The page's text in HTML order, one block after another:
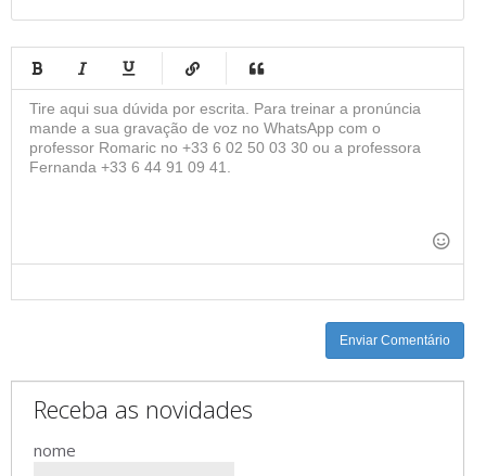
-
-
-
-
-
-
-
-
-
-
Enviar Comentário
Receba as novidades
nome